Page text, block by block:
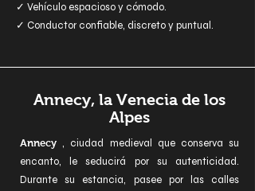
✓ Vehículo espacioso y cómodo.
✓ Conductor confiable, discreto y puntual.
Annecy, la Venecia de los
Alpes
Annecy , ciudad medieval que conserva su
encanto, le seducirá por su autenticidad.
Durante su estancia, pasee por las calles